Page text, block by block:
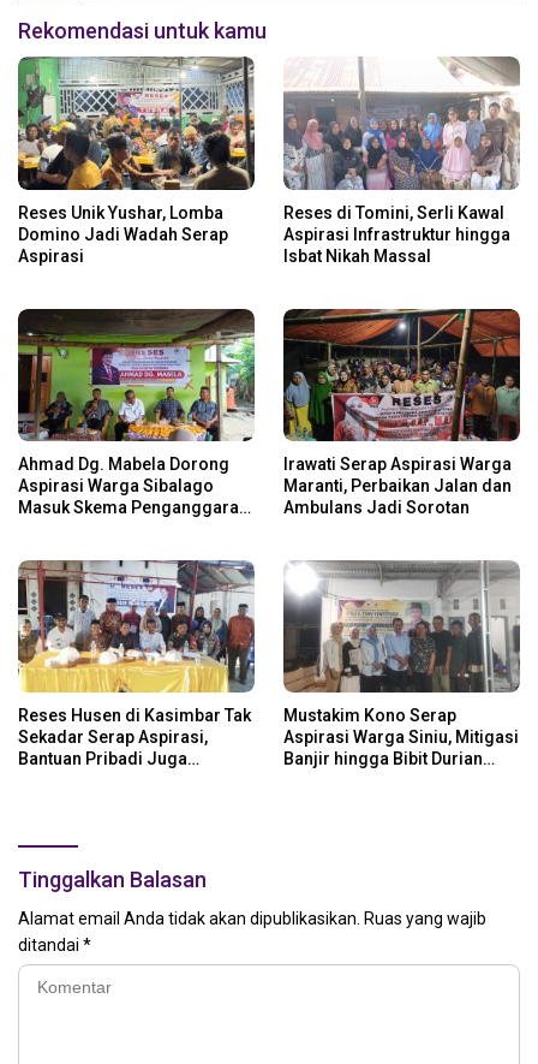
Rekomendasi untuk kamu
Reses Unik Yushar, Lomba
Domino Jadi Wadah Serap
Aspirasi
Reses di Tomini, Serli Kawal
Aspirasi Infrastruktur hingga
Isbat Nikah Massal
Ahmad Dg. Mabela Dorong
Aspirasi Warga Sibalago
Masuk Skema Penganggaran
Irawati Serap Aspirasi Warga
Maranti, Perbaikan Jalan dan
Ambulans Jadi Sorotan
Reses Husen di Kasimbar Tak
Sekadar Serap Aspirasi,
Bantuan Pribadi Juga
Mustakim Kono Serap
Aspirasi Warga Siniu, Mitigasi
Banjir hingga Bibit Durian
Tinggalkan Balasan
Alamat email Anda tidak akan dipublikasikan. Ruas yang wajib
ditandai *